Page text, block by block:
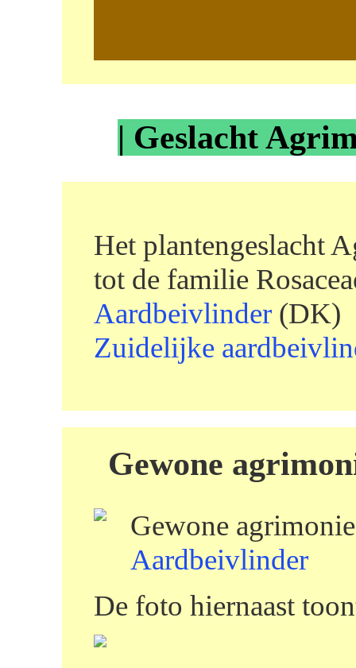
| Geslacht
Het plantengeslacht
tot de familie
Aardbeivlinder (DK)
Zuidelijke
Gewone
Gewone
Aardbeivlinder
De foto hiernaast